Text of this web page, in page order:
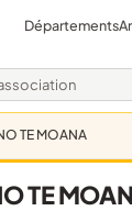
association
Départements
TE MOANA
TE